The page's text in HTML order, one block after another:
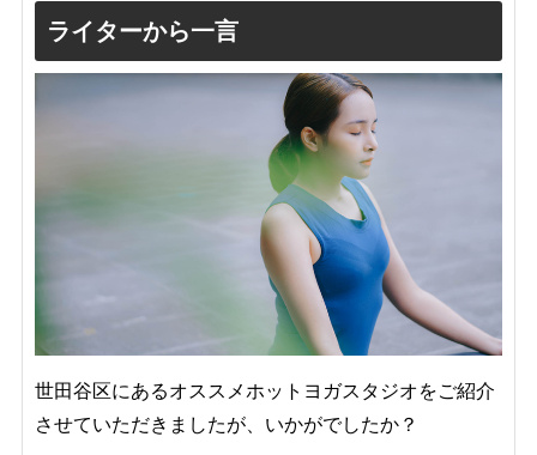
ライターから一言
世田谷区にあるオススメホットヨガスタジオをご紹介
させていただきましたが、いかがでしたか？